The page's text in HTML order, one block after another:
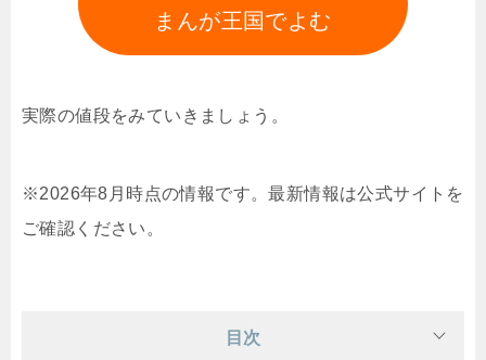
まんが王国でよむ
実際の値段をみていきましょう。
※2026年8月時点の情報です。最新情報は公式サイトを
ご確認ください。
目次